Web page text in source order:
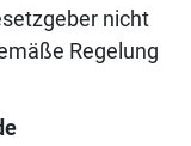
nicht
Regelung